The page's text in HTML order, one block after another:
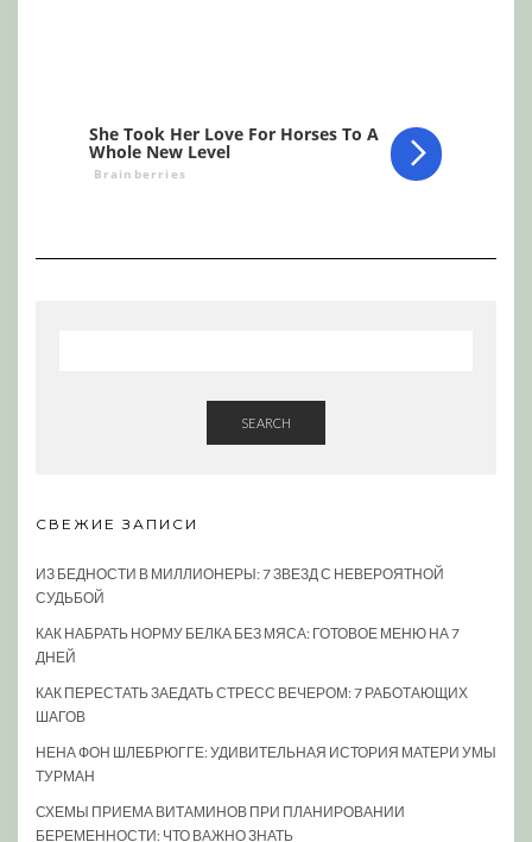
SEARCH
СВЕЖИЕ ЗАПИСИ
ИЗ БЕДНОСТИ В МИЛЛИОНЕРЫ: 7 ЗВЕЗД С НЕВЕРОЯТНОЙ
СУДЬБОЙ
КАК НАБРАТЬ НОРМУ БЕЛКА БЕЗ МЯСА: ГОТОВОЕ МЕНЮ НА 7
ДНЕЙ
КАК ПЕРЕСТАТЬ ЗАЕДАТЬ СТРЕСС ВЕЧЕРОМ: 7 РАБОТАЮЩИХ
ШАГОВ
НЕНА ФОН ШЛЕБРЮГГЕ: УДИВИТЕЛЬНАЯ ИСТОРИЯ МАТЕРИ УМЫ
ТУРМАН
СХЕМЫ ПРИЕМА ВИТАМИНОВ ПРИ ПЛАНИРОВАНИИ
БЕРЕМЕННОСТИ: ЧТО ВАЖНО ЗНАТЬ